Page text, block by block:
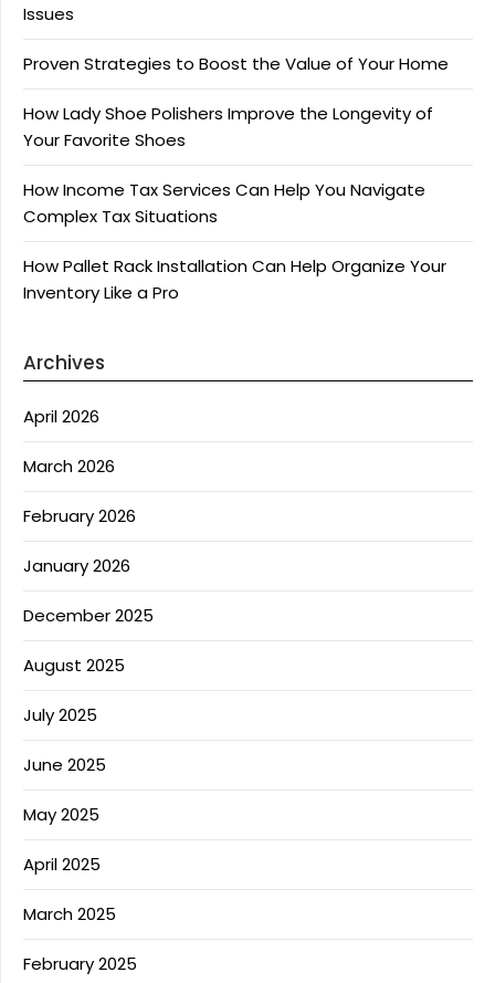
Issues
Proven Strategies to Boost the Value of Your Home
How Lady Shoe Polishers Improve the Longevity of
Your Favorite Shoes
How Income Tax Services Can Help You Navigate
Complex Tax Situations
How Pallet Rack Installation Can Help Organize Your
Inventory Like a Pro
Archives
April 2026
March 2026
February 2026
January 2026
December 2025
August 2025
July 2025
June 2025
May 2025
April 2025
March 2025
February 2025